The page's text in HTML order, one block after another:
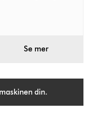
Se mer
din.